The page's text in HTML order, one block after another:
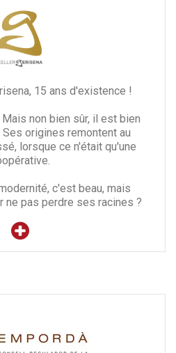
15 ans d'existence !
non bien sûr, il est bien
origines remontent au
lorsque ce n'était qu'une
c'est beau, mais
ne pas perdre ses racines ?